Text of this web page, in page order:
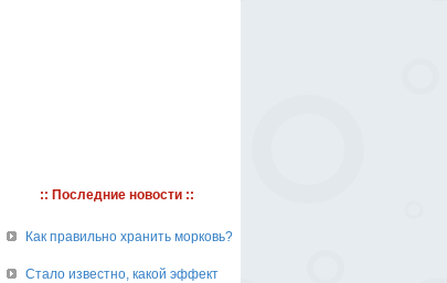
:: Последние новости ::
Как правильно хранить морковь?
Стало известно, какой эффект